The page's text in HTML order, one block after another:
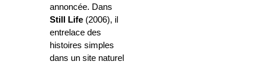
annoncée. Dans
Still Life (2006), il
entrelace des
histoires simples
dans un site naturel